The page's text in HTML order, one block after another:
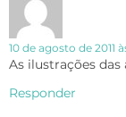
10 de agosto de 2011
As ilustrações das
Responder